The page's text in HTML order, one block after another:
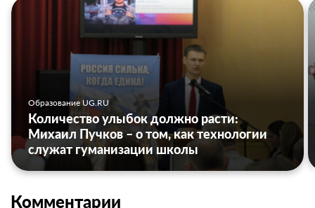
Образование UG.RU
Количество улыбок должно расти:
Михаил Пучков – о том, как технологии
служат гуманизации школы
Комментарии